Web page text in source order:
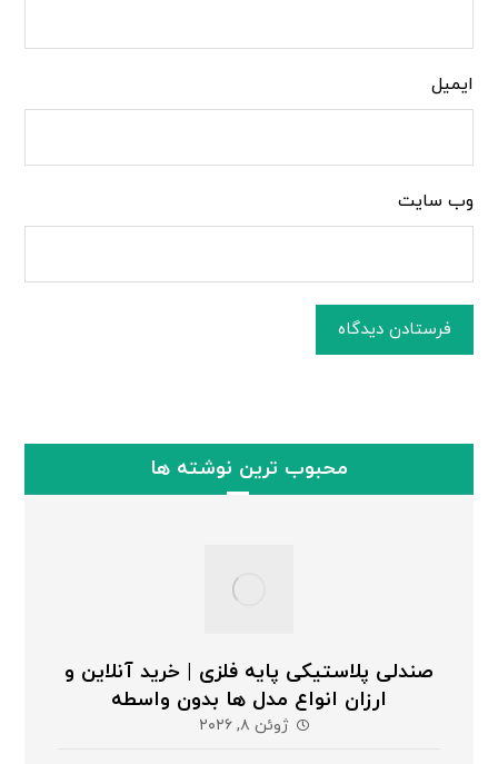
ایمیل
وب‌ سایت
فرستادن دیدگاه
محبوب ترین نوشته ها
صندلی پلاستیکی پایه فلزی | خرید آنلاین و
ارزان انواع مدل ها بدون واسطه
ژوئن ۸, ۲۰۲۶